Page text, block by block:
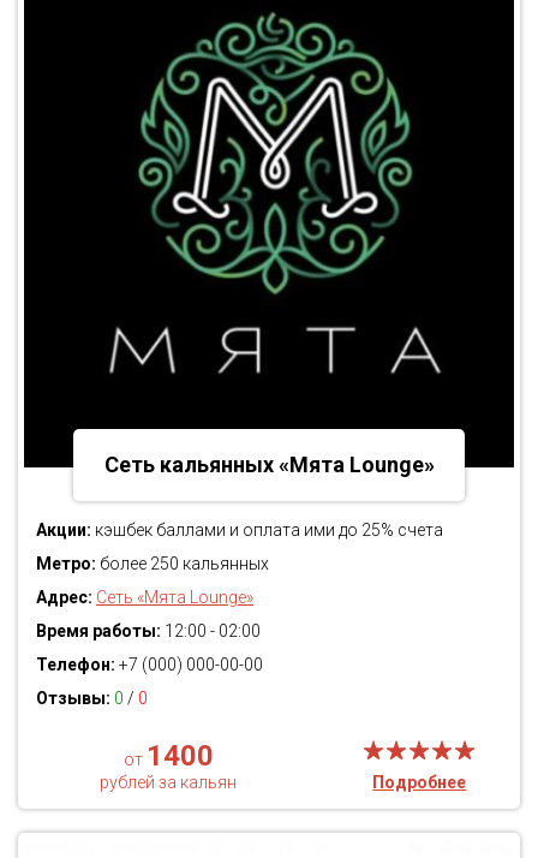
Сеть кальянных «Мята Lounge»
Акции: кэшбек баллами и оплата ими до 25% счета
Метро: более 250 кальянных
Адрес: Сеть «Мята Lounge»
Время работы: 12:00 - 02:00
Телефон: +7 (000) 000-00-00
Отзывы: 0 / 0
от 1400
рублей за кальян Подробнее